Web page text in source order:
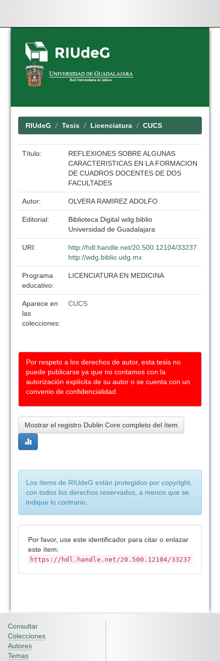
Skip
navigation
RIUdeG Tesis Licenciatura CUCS
Título:
REFLEXIONES SOBRE ALGUNAS
CARACTERISTICAS EN LA FORMACION
DE CUADROS DOCENTES DE DOS
FACULTADES
Autor: OLVERA RAMIREZ ADOLFO
Editorial:
Biblioteca Digital wdg.biblio
Universidad de Guadalajara
URI:
http://hdl.handle.net/20.500.12104/33237
http://wdg.biblio.udg.mx
Programa
educativo:
LICENCIATURA EN MEDICINA
Aparece en
las
colecciones:
CUCS
Por respeto a los derechos de autor, esta tesis no
puede publicarse ya que no contamos con la
autorización explícita de su autor o se cuenta con un
convenio de confidencialidad
Mostrar el registro Dublin Core completo del ítem
Los ítems de RIUdeG están protegidos por copyright,
con todos los derechos reservados, a menos que se
indique lo contrario.
Por favor, use este identificador para citar o enlazar
este ítem:
https://hdl.handle.net/20.500.12104/33237
Consultar
Colecciones
Autores
Temas